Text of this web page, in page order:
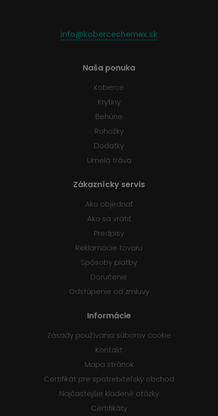
info@kobercechemex.sk
Naša ponuka
Koberce
Krytiny
Behúne
Rohožky
Dodatky
Umelá tráva
Zákaznícky servis
Ako objednať
Ako sa vrátiť
Predpisy
Reklamácie tovaru
Spôsoby platby
Doručenie
Odstúpenie od zmluvy
Informácie
Zásady používania súborov cookie
Kontakt
Mapa stránok
Certifikát pre spotrebiteľský obchod
Najčastejšie kladené otázky
Certifikáty